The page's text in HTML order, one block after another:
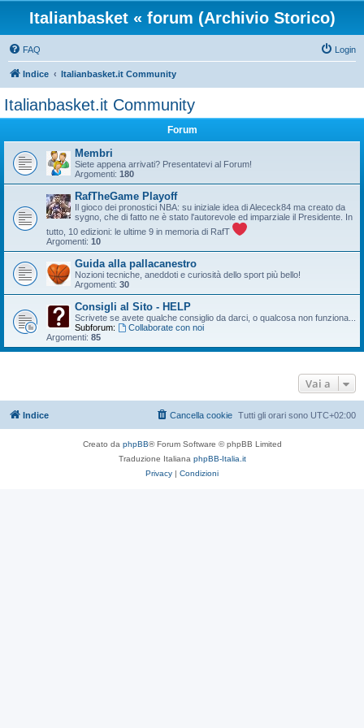
Italianbasket « forum (Archivio Storico)
FAQ Login
Indice Italianbasket.it Community
Italianbasket.it Community
Forum
Membri
Siete appena arrivati? Presentatevi al Forum!
Argomenti: 180
RafTheGame Playoff
Il gioco dei pronostici NBA: su iniziale idea di Alececk84 ma creato da
sygno, che di fatto ne è stato l'autorevole ed imparziale il Presidente. In
tutto, 10 edizioni: le ultime 9 in memoria di RafT
Argomenti: 10
Guida alla pallacanestro
Nozioni tecniche, aneddoti e curiosità dello sport più bello!
Argomenti: 30
Consigli al Sito - HELP
Scrivete se avete qualche consiglio da darci, o qualcosa non funziona...
Subforum:
Collaborate con noi
Argomenti: 85
Vai a
Indice Tutti gli orari sono UTC+02:00
Cancella cookie
Creato da phpBB® Forum Software © phpBB Limited
Traduzione Italiana phpBB-Italia.it
Privacy | Condizioni